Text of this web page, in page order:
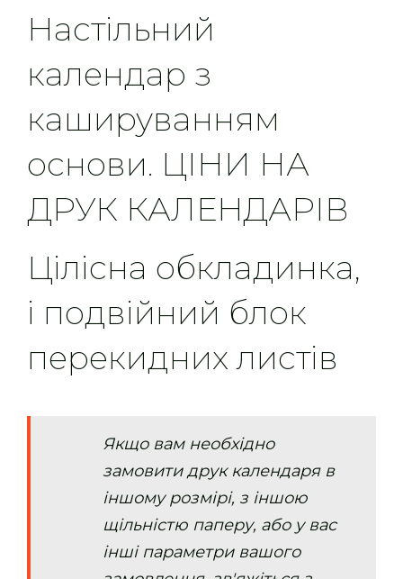
Настільний
календар з
кашируванням
основи. ЦІНИ НА
ДРУК КАЛЕНДАРІВ
Цілісна обкладинка,
і подвійний блок
перекидних листів
Якщо вам необхідно
замовити друк календаря в
іншому розмірі, з іншою
щільністю паперу, або у вас
інші параметри вашого